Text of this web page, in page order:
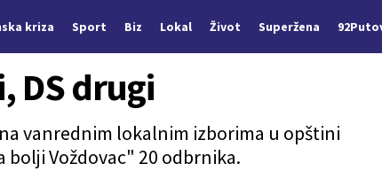
kriza Sport Biz Lokal Život Superžena
DS drugi
vanrednim lokalnim izborima u opštini
bolji Voždovac" 20 odbrnika.